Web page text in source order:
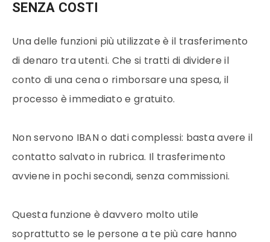
SENZA COSTI
Una delle funzioni più utilizzate è il trasferimento
di denaro tra utenti. Che si tratti di dividere il
conto di una cena o rimborsare una spesa, il
processo è immediato e gratuito.
Non servono IBAN o dati complessi: basta avere il
contatto salvato in rubrica. Il trasferimento
avviene in pochi secondi, senza commissioni.
Questa funzione è davvero molto utile
soprattutto se le persone a te più care hanno